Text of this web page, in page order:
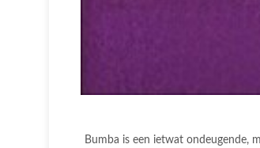
Bumba is een ietwat ondeugende,